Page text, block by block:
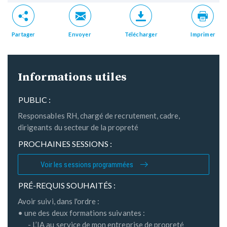
Partager Envoyer Télécharger Imprimer
Informations utiles
PUBLIC :
Responsables RH, chargé de recrutement, cadre,
dirigeants du secteur de la propreté
PROCHAINES SESSIONS :
Voir les sessions programmées
PRÉ-REQUIS SOUHAITÉS :
Avoir suivi, dans l'ordre :
• une des deux formations suivantes :
- L’IA au service de mon entreprise de propreté